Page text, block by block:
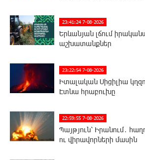
23:41:24 7-08-2026
Երևանյան լճում
աշխատանքներ
23:22:54 7-08-2026
Իտալական Սիցիլիա
Էտնա հրաբուխը
22:59:55 7-08-2026
Պայթյուն՝ Իրանում․
ու վիրավորների մասին